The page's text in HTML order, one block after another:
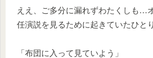
ええ、ご多分に漏れずわたくしも…
任演説を見るために起きていたひと
「布団に入って見ていよう」